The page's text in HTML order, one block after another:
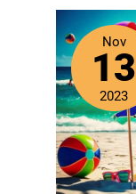
Nov
13
2023